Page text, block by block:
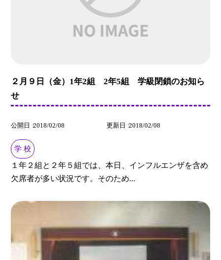
２月９日（金）1年2組 2年5組 学級閉鎖のお知ら
せ
公開日 2018/02/08 更新日 2018/02/08
学 校
１年２組と２年５組では、本日、インフルエンザを含め
欠席者が多い状況です。そのため...